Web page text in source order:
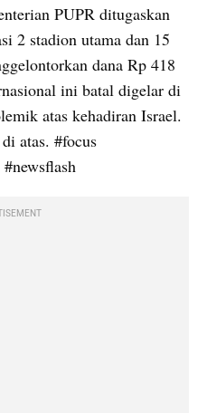
PUPR ditugaskan
2 stadion utama dan 15
dana Rp 418
ini batal digelar di
atas kehadiran Israel.
atas. #focus